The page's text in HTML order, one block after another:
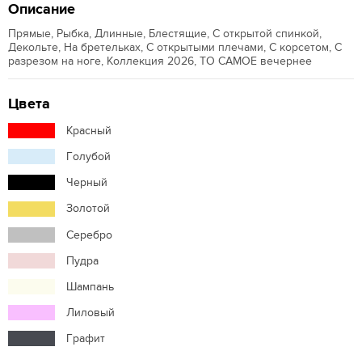
Описание
Прямые, Рыбка, Длинные, Блестящие, С открытой спинкой,
Декольте, На бретельках, С открытыми плечами, С корсетом, С
разрезом на ноге, Коллекция 2026, ТО САМОЕ вечернее
Цвета
Красный
Голубой
Черный
Золотой
Серебро
Пудра
Шампань
Лиловый
Графит